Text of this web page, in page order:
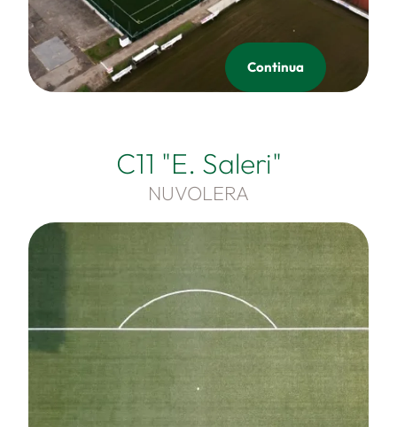
Continua
C11 "E. Saleri"
NUVOLERA